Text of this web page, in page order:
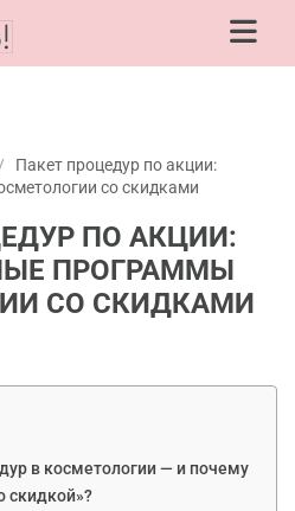
/
Пакет процедур по акции:
со скидками
ПО АКЦИИ:
ПРОГРАММЫ
СО СКИДКАМИ
в косметологии — и почему
скидкой»?